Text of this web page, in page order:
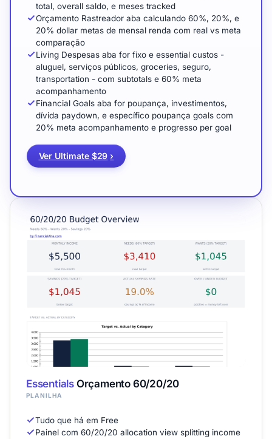
EssentialsOrçamento 60/20/20
PLANILHA
Tudo que há em Free
Painel com 60/20/20 allocation view splitting income
total, overall saldo, e meses tracked
Orçamento Rastreador aba calculando 60%, 20%, e
20% dollar metas de mensal renda com real vs meta
comparação
Living Despesas aba for fixo e essential custos -
aluguel, serviços públicos, groceries, seguro,
transportation - com subtotals e 60% meta
acompanhamento
Financial Goals aba for poupança, investimentos,
dívida paydown, e específico poupança goals com
20% meta acompanhamento e progresso per goal
Ver Ultimate $29 ›